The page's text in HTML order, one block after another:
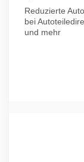
Reduzierte
bei
und mehr